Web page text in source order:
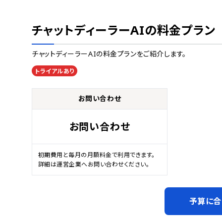
チャットディーラーAIの料金プラン
チャットディーラーAIの料金プランをご紹介します。
トライアルあり
お問い合わせ
お問い合わせ
初期費用と毎月の月額料金で利用できます。
詳細は運営企業へお問い合わせください。
予算に